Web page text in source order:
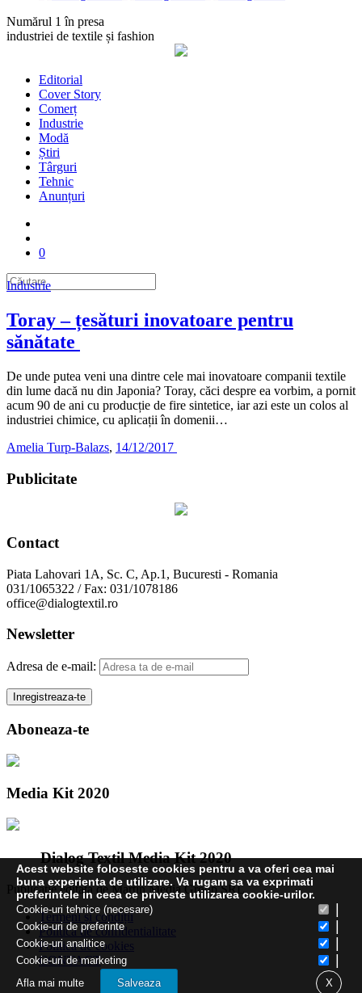
Numărul 1 în presa
industriei de textile și fashion
Editorial
Cover Story
Comerț
Industrie
Modă
Știri
Târguri
Tehnic
Anunțuri
0
Industrie
Toray – țesături inovatoare pentru
sănătate
De unde putea veni una dintre cele mai inovatoare companii textile
din lume dacă nu din Japonia? Toray, căci despre ea vorbim, a pornit
acum 90 de ani cu producție de fire sintetice, iar azi este un colos al
industriei chimice, cu aplicații în domenii…
Amelia Turp-Balazs, 14/12/2017
Publicitate
Contact
Piata Lahovari 1A, Sc. C, Ap.1, Bucuresti - Romania
031/1065322 / Fax: 031/1078186
office@dialogtextil.ro
Newsletter
Adresa de e-mail:
Aboneaza-te
Media Kit 2020
Dialog Textil Media Kit 2020
Publicatie editata de Martin Media Group SRL
Termeni și condiții
Politica de confidentialitate
Politica de cookies
CONTACT
Acest website foloseste cookies pentru a va oferi cea mai
buna experienta de utilizare. Va rugam sa va exprimati
preferintele in ceea ce priveste utilizarea cookie-urilor.
Cookie-uri tehnice (necesare)
Cookie-uri de preferinte
Cookie-uri analitice
Cookie-uri de marketing
Afla mai multe Salveaza X